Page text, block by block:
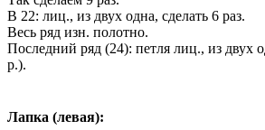
В 22: лиц., из двух одна, сделать 6 раз.
Весь ряд изн. полотно.
Последний ряд (24): петля лиц., из двух
р.).
Лапка (левая):